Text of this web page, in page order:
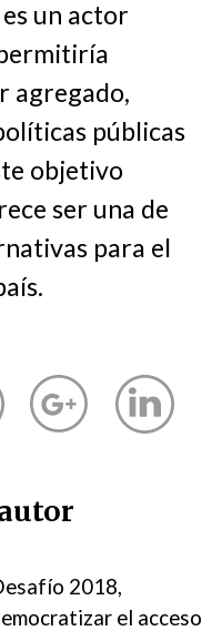
un actor
agregado,
públicas
objetivo
ser una de
para el
2018,
el acceso